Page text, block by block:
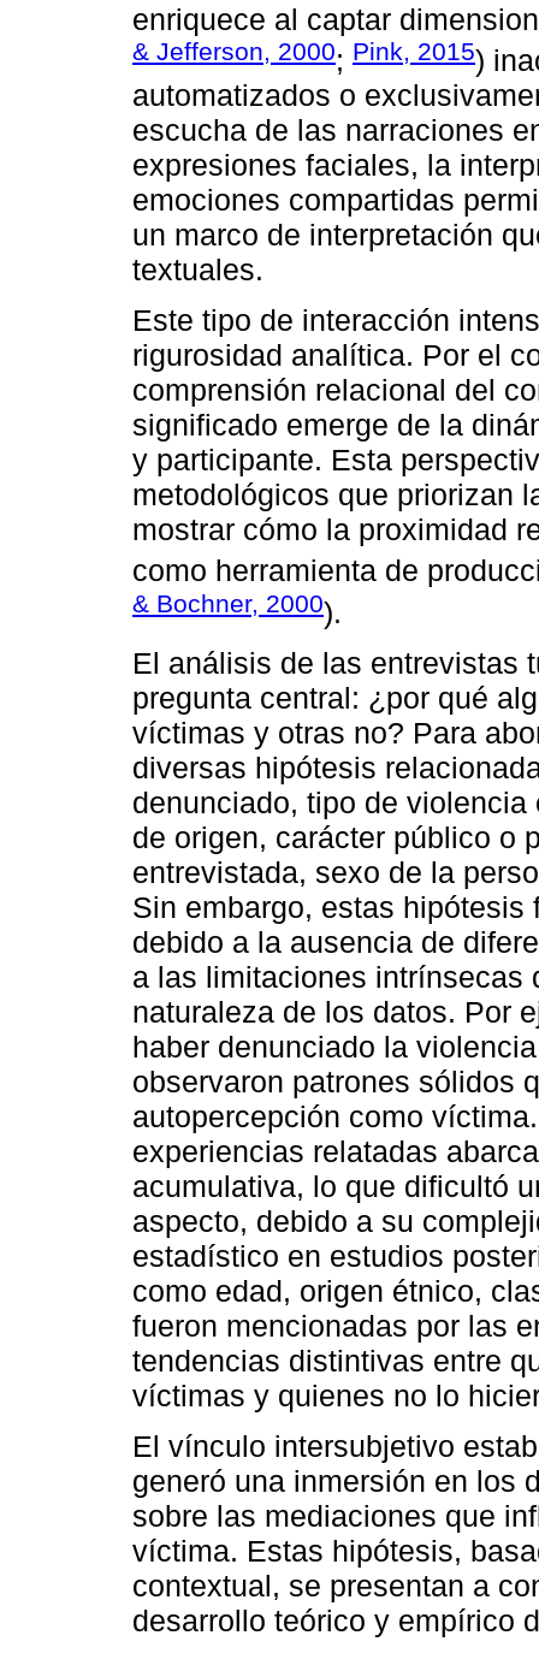
enriquece al captar
& Jefferson, 2000; Pink, 2015)
automatizados o
escucha de las narraciones
expresiones faciales, la
emociones compartidas
un marco de interpretación
textuales.
Este tipo de interacción
rigurosidad analítica. Por el
comprensión relacional del
significado emerge de la
y participante. Esta
metodológicos que priorizan
mostrar cómo la proximidad
como herramienta de
& Bochner, 2000).
El análisis de las entrevistas
pregunta central: ¿por qué
víctimas y otras no? Para
diversas hipótesis
denunciado, tipo de
de origen, carácter público o
entrevistada, sexo de la
Sin embargo, estas
debido a la ausencia de
a las limitaciones intrínsecas
naturaleza de los datos. Por
haber denunciado la
observaron patrones sólidos
autopercepción como
experiencias relatadas
acumulativa, lo que dificultó
aspecto, debido a su
estadístico en estudios
como edad, origen étnico,
fueron mencionadas por las
tendencias distintivas entre
víctimas y quienes no lo
El vínculo intersubjetivo
generó una inmersión en los
sobre las mediaciones que
víctima. Estas hipótesis,
contextual, se presentan a
desarrollo teórico y empírico